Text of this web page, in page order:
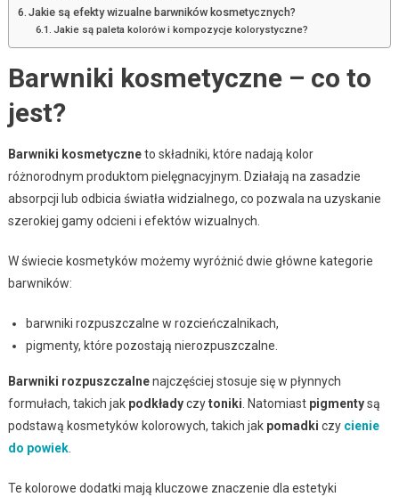
Jakie są efekty wizualne barwników kosmetycznych?
Jakie są paleta kolorów i kompozycje kolorystyczne?
Barwniki kosmetyczne – co to
jest?
Barwniki kosmetyczneto składniki, które nadają kolor
różnorodnym produktom pielęgnacyjnym. Działają na zasadzie
absorpcji lub odbicia światła widzialnego, co pozwala na uzyskanie
szerokiej gamy odcieni i efektów wizualnych.
W świecie kosmetyków możemy wyróżnić dwie główne kategorie
barwników:
barwniki rozpuszczalne w rozcieńczalnikach,
pigmenty, które pozostają nierozpuszczalne.
Barwniki rozpuszczalnenajczęściej stosuje się w płynnych
formułach, takich jak podkładyczytoniki . Natomiast pigmentysą
podstawą kosmetyków kolorowych, takich jak pomadki czy cienie
do powiek.
Te kolorowe dodatki mają kluczowe znaczenie dla estetyki